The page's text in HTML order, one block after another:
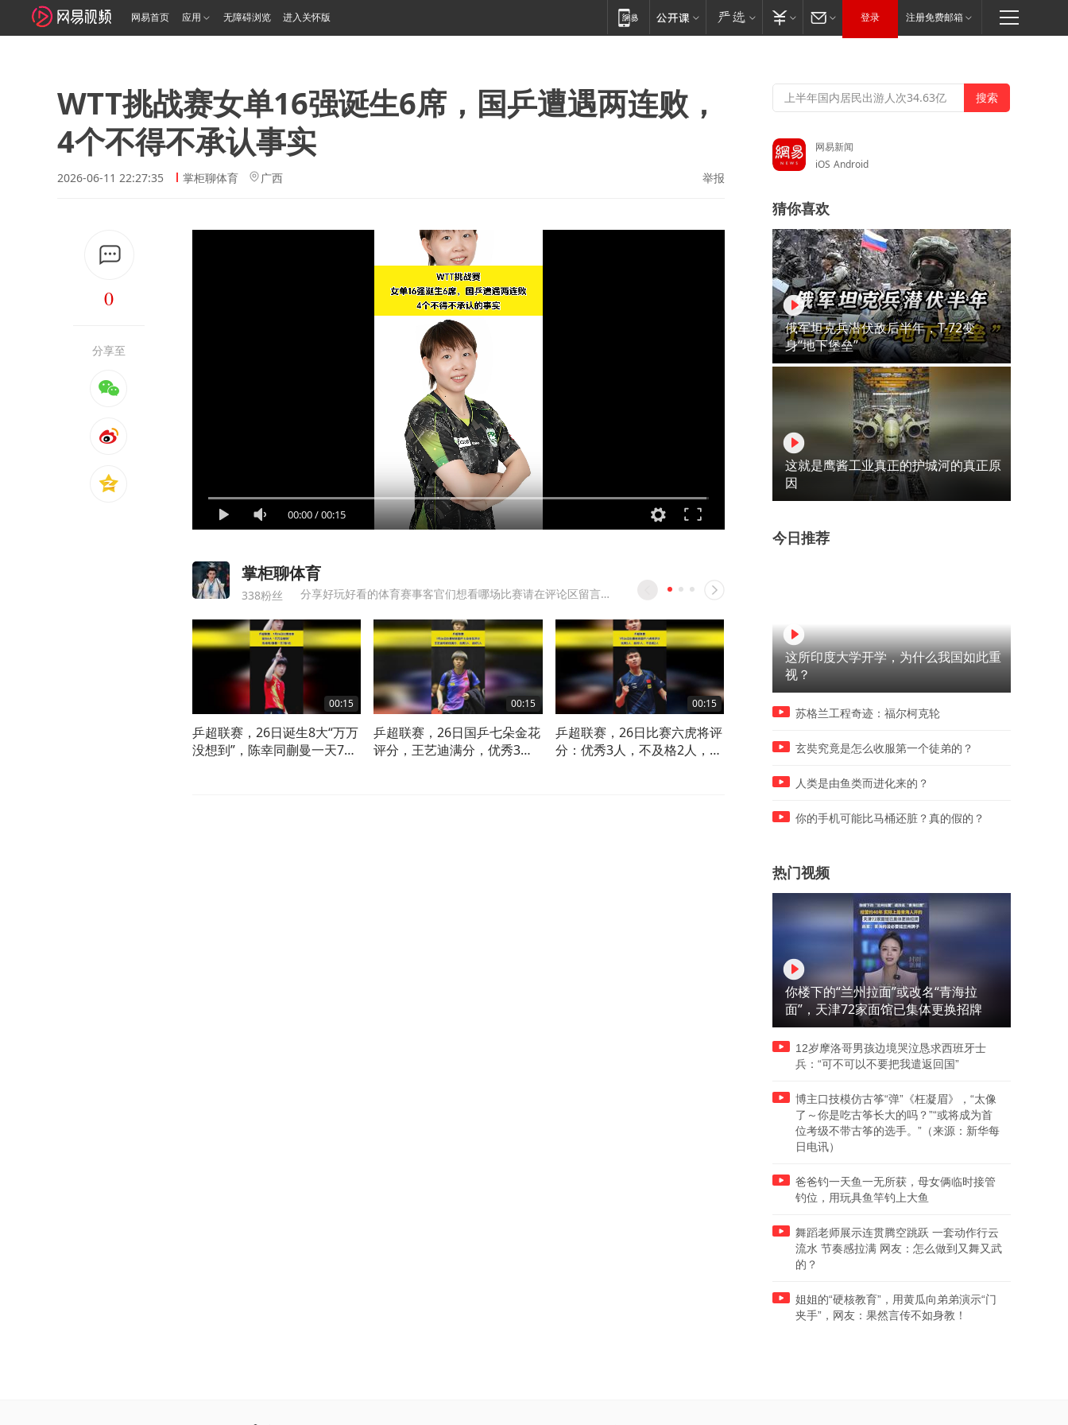
网易首页 应用 无障碍浏览 进入关怀版 登录 注册免费邮箱
WTT挑战赛女单16强诞生6席，国乒遭遇两连败，
4个不得不承认事实
2026-06-11 22:27:35 掌柜聊体育 广西 举报
0
分享至
00:00/00:15
掌柜聊体育
338粉丝 分享好玩好看的体育赛事客官们想看哪场比赛请在评论区留言掌柜为大家解说分享关注掌柜让你观看最精
00:15
乒超联赛，26日诞生8大“万万
没想到”，陈幸同蒯曼一天7胜
00:15
乒超联赛，26日国乒七朵金花
评分，王艺迪满分，优秀3
00:15
乒超联赛，26日比赛六虎将评
分：优秀3人，不及格2人，周
花评分：陈幸同满分，1人优
评分：满1人，良好2人，陈
网易新闻
iOS Android
猜你喜欢
俄军坦克兵潜伏敌后半年，T-72变
身“地下堡垒”
这就是鹰酱工业真正的护城河的真正原
因
今日推荐
这所印度大学开学，为什么我国如此重
视？
苏格兰工程奇迹：福尔柯克轮
玄奘究竟是怎么收服第一个徒弟的？
人类是由鱼类而进化来的？
你的手机可能比马桶还脏？真的假的？
热门视频
你楼下的“兰州拉面”或改名“青海拉
面”，天津72家面馆已集体更换招牌
12岁摩洛哥男孩边境哭泣恳求西班牙士
兵：“可不可以不要把我遣返回国”
博主口技模仿古筝“弹”《枉凝眉》，“太像
了～你是吃古筝长大的吗？”“或将成为首
位考级不带古筝的选手。”（来源：新华每
日电讯）
爸爸钓一天鱼一无所获，母女俩临时接管
钓位，用玩具鱼竿钓上大鱼
舞蹈老师展示连贯腾空跳跃 一套动作行云
流水 节奏感拉满 网友：怎么做到又舞又武
的？
姐姐的“硬核教育”，用黄瓜向弟弟演示“门
夹手”，网友：果然言传不如身教！